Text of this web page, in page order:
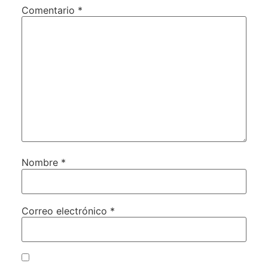
Comentario *
Nombre *
Correo electrónico *